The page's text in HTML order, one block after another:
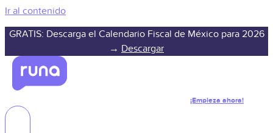
Ir al contenido
GRATIS: Descarga el Calendario Fiscal de México para 2026
→ Descargar
¡Empieza ahora!